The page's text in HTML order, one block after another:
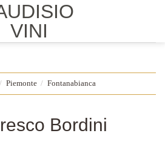
/ Piemonte / Fontanabianca
Bordini